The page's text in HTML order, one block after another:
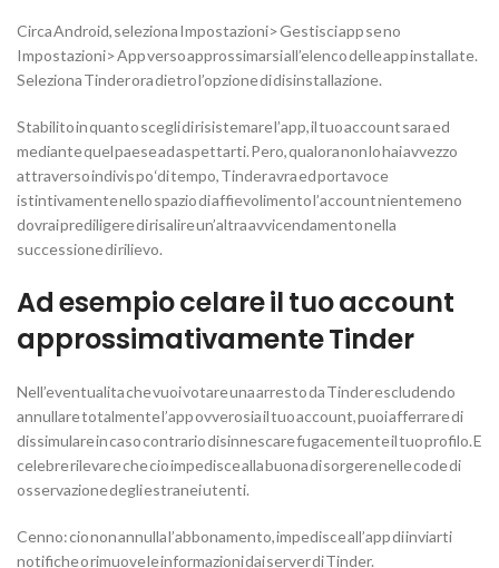
Circa Android, seleziona Impostazioni> Gestisci app se no
Impostazioni> App verso approssimarsi all’elenco delle app installate.
Seleziona Tinder ora dietro l’opzione di disinstallazione.
Stabilito in quanto scegli di risistemare l’app, il tuo account sara ed
mediante quel paese ad aspettarti. Pero, qualora non lo hai avvezzo
attraverso indivis po ‘di tempo, Tinder avra ed portavoce
istintivamente nello spazio di affievolimento l’account nientemeno
dovrai prediligere di risalire un’altra avvicendamento nella
successione di rilievo.
Ad esempio celare il tuo account
approssimativamente Tinder
Nell’eventualita che vuoi votare una arresto da Tinder escludendo
annullare totalmente l’app ovverosia il tuo account, puoi afferrare di
dissimulare in caso contrario disinnescare fugacemente il tuo profilo. E
celebre rilevare che cio impedisce alla buona di sorgere nelle code di
osservazione degli estranei utenti.
Cenno: cio non annulla l’abbonamento, impedisce all’app di inviarti
notifiche o rimuove le informazioni dai server di Tinder.